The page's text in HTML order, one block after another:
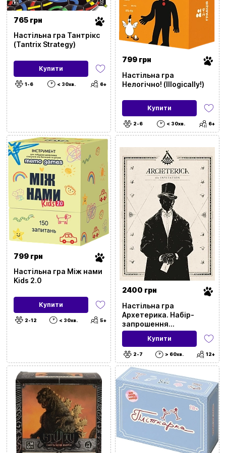
Час гри
Жанр
Для кого
Тип
Для подій та локацій
Для розвитку
Місто
Застосувати фільтри
765 грн
Настільна гра Тантрікс
(Tantrix Strategy)
Купити
1-6 < 30хв. 6+
799 грн
Настільна гра
Нелогічно! (Illogically!)
Купити
2-6 < 30хв. 6+
799 грн
Настільна гра Між нами
Kids 2.0
Купити
2-12 < 30хв. 5+
2400 грн
Настільна гра
Архетерика. Набір-
запрошення
(Archeterica: The
Invitation)Купити
2-7 > 60хв. 12+